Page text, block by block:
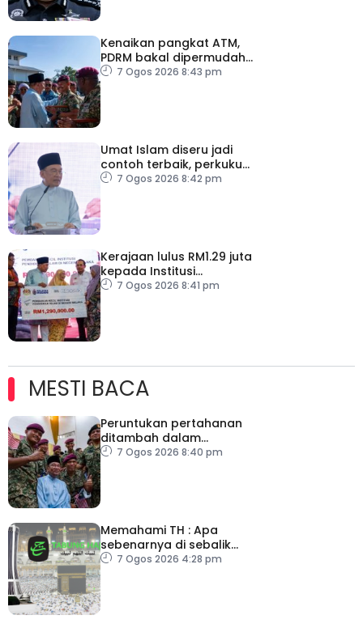
Kenaikan pangkat ATM,
PDRM bakal dipermudah,
dipercepat
7 Ogos 2026 8:43 pm
Umat Islam diseru jadi
contoh terbaik, perkukuh
keharmonian
7 Ogos 2026 8:42 pm
Kerajaan lulus RM1.29 juta
kepada Institusi
Pendidikan Islam Melaka
7 Ogos 2026 8:41 pm
MESTI BACA
Peruntukan pertahanan
ditambah dalam
Belanjawan 2027
7 Ogos 2026 8:40 pm
Memahami TH : Apa
sebenarnya di sebalik
angka
7 Ogos 2026 4:28 pm